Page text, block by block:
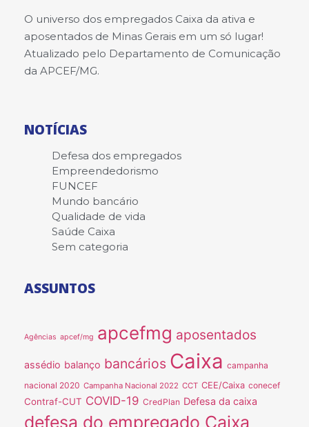
O universo dos empregados Caixa da ativa e
aposentados de Minas Gerais em um só lugar!
Atualizado pelo Departamento de Comunicação
da APCEF/MG.
NOTÍCIAS
Defesa dos empregados
Empreendedorismo
FUNCEF
Mundo bancário
Qualidade de vida
Saúde Caixa
Sem categoria
ASSUNTOS
Agências apcef/mg apcefmg aposentados
assédio balanço bancários Caixa campanha
nacional 2020 Campanha Nacional 2022 CCT CEE/Caixa conecef
Contraf-CUT COVID-19 CredPlan Defesa da caixa
defesa do empregado Caixa